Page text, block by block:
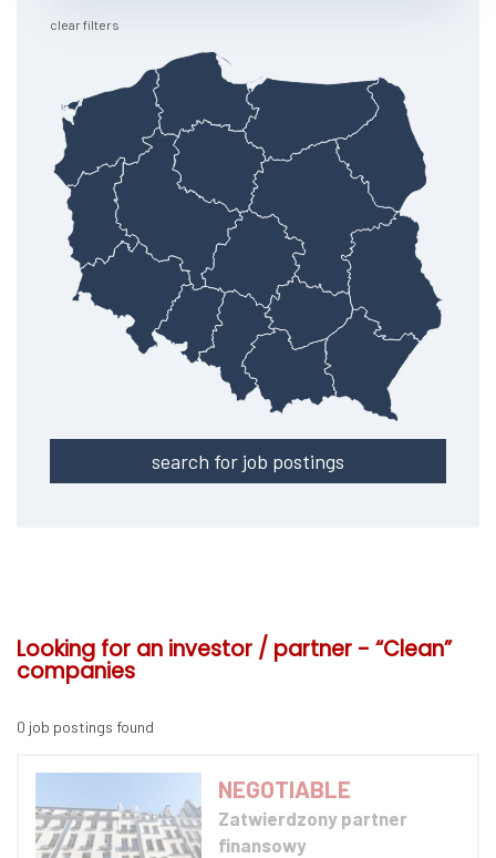
clear filters
search for job postings
Looking for an investor / partner - “Clean”
companies
0 job postings found
NEGOTIABLE
Zatwierdzony partner
finansowy